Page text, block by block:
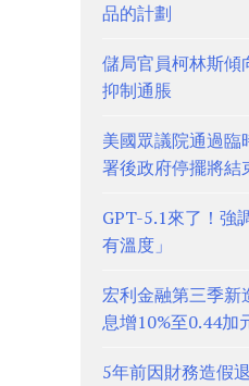
品的計劃
儲局官員柯林斯
抑制通脹
美國眾議院通過
署後政府停擺將結
GPT-5.1來了！強
有溫度」
宏利金融第三季
息增10%至0.44加
5年前因財務造假